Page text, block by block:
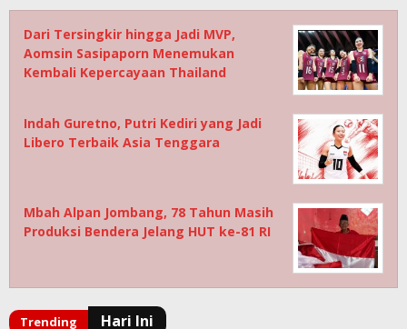
Dari Tersingkir hingga Jadi MVP,
Aomsin Sasipaporn Menemukan
Kembali Kepercayaan Thailand
Indah Guretno, Putri Kediri yang Jadi
Libero Terbaik Asia Tenggara
Mbah Alpan Jombang, 78 Tahun Masih
Produksi Bendera Jelang HUT ke-81 RI